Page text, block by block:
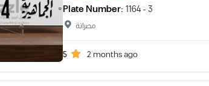
Plate Number: 1164 - 3
مصراتة
5 2 months ago